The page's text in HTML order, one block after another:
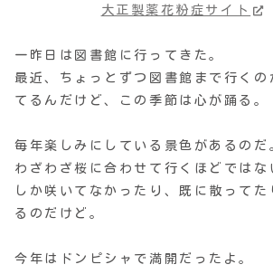
大正製薬花粉症サイト
一昨日は図書館に行ってきた。
最近、ちょっとずつ図書館まで行くの
てるんだけど、この季節は心が踊る。
毎年楽しみにしている景色があるのだ
わざわざ桜に合わせて行くほどではな
しか咲いてなかったり、既に散ってた
るのだけど。
今年はドンピシャで満開だったよ。